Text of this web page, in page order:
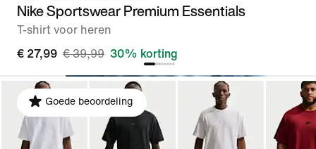
Nike Sportswear Premium Essentials
T-shirt voor heren
€ 27,99 € 39,99 30% korting
Goede beoordeling